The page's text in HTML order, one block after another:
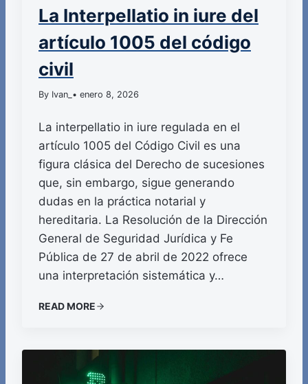
La Interpellatio in iure del
artículo 1005 del código
civil
By Ivan_ • enero 8, 2026
La interpellatio in iure regulada en el
artículo 1005 del Código Civil es una
figura clásica del Derecho de sucesiones
que, sin embargo, sigue generando
dudas en la práctica notarial y
hereditaria. La Resolución de la Dirección
General de Seguridad Jurídica y Fe
Pública de 27 de abril de 2022 ofrece
una interpretación sistemática y…
READ MORE